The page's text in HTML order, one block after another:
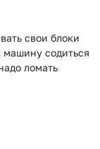
свои блоки
машину содиться
ломать